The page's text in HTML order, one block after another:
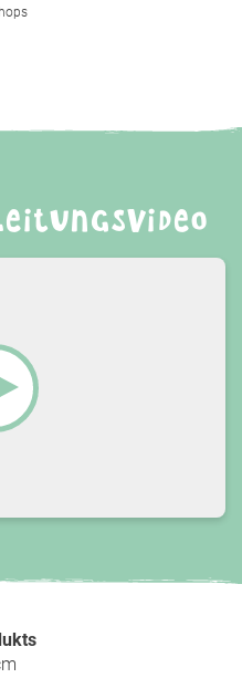
Zustimmung,
Service eines